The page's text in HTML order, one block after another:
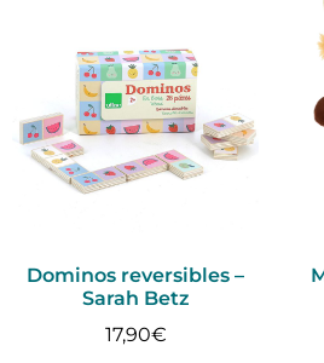
Dominos reversibles –
Sarah Betz
17,90€